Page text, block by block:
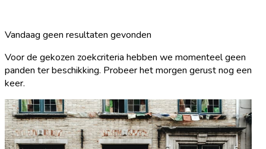
Vandaag geen resultaten gevonden
Voor de gekozen zoekcriteria hebben we momenteel geen
panden ter beschikking. Probeer het morgen gerust nog een
keer.